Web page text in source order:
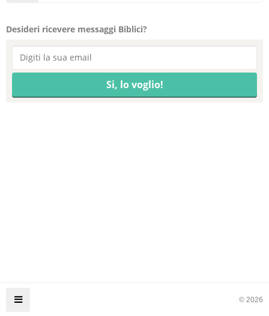
Desideri ricevere messaggi Biblici?
© 2026